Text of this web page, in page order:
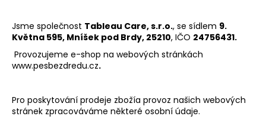
Jsme společnost Tableau Care, s.r.o., se sídlem 9.
Května 595, Mníšek pod Brdy, 25210, IČO 24756431.
Provozujeme e-shop na webových stránkách
www.pesbezdredu.cz.
Pro poskytování prodeje zbožía provoz našich webových
stránek zpracováváme některé osobní údaje.
j
e
t
n
a